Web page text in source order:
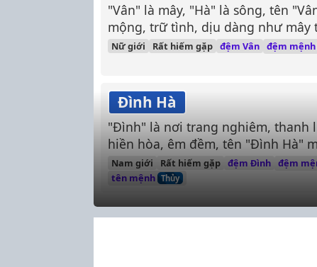
"Vân" là mây, "Hà" là sông, tên
mộng, trữ tình, dịu dàng như mây
Nữ giới Rất hiếm gặp đệm Vân đệm mệnh
Đình Hà
"Đình" là nơi trang nghiêm, thanh
hiền hòa, êm đềm, tên "Đình Hà"
trai thanh lịch, điềm tĩnh, hiền
Nam giới Rất hiếm gặp đệm Đình đệm
tên mệnh Thủy